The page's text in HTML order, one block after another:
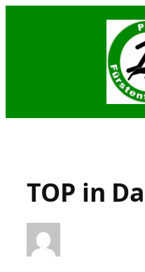
TOP in